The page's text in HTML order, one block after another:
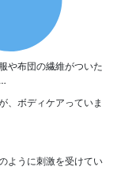
や布団の繊維がついた
、ボディケアっていま
ように刺激を受けてい